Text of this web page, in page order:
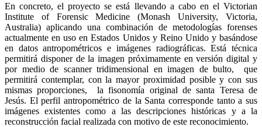
En concreto, el proyecto se está llevando a cabo en el Victorian
Institute of Forensic Medicine (Monash University, Victoria,
Australia) aplicando una combinación de metodologías forenses
actualmente en uso en Estados Unidos y Reino Unido y basándose
en datos antropométricos e imágenes radiográficas. Está técnica
permitirá disponer de la imagen próximamente en versión digital y
por medio de scanner tridimensional en imagen de bulto, que
permitirá contemplar, con la mayor proximidad posible y con sus
mismas proporciones, la fisonomía original de santa Teresa de
Jesús. El perfil antropométrico de la Santa corresponde tanto a sus
imágenes existentes como a las descripciones históricas y a la
reconstrucción facial realizada con motivo de este reconocimiento.